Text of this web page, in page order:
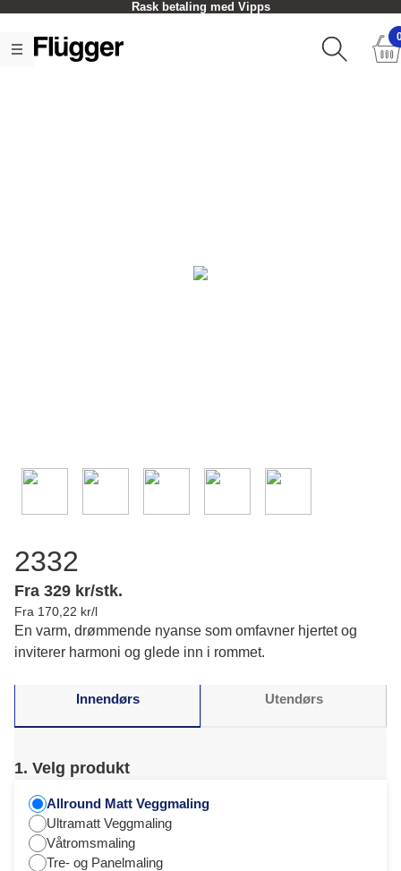
Rask betaling med Vipps
2332
Fra 329 kr/stk.
Fra 170,22 kr/l
En varm, drømmende nyanse som omfavner hjertet og
inviterer harmoni og glede inn i rommet.
Innendørs Utendørs
1. Velg produkt
Allround Matt Veggmaling
Ultramatt Veggmaling
Våtromsmaling
Tre- og Panelmaling